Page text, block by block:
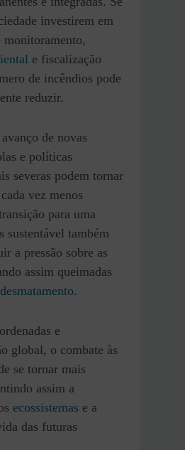
investirem em
monitoramento,
e fiscalização
de incêndios pode
reduzir.
de novas
e políticas
severas podem tornar
vez menos
para uma
sustentável também
a pressão sobre as
assim queimadas
desmatamento.
e
global, o combate às
se tornar mais
assim a
ecossistemas e a
das futuras